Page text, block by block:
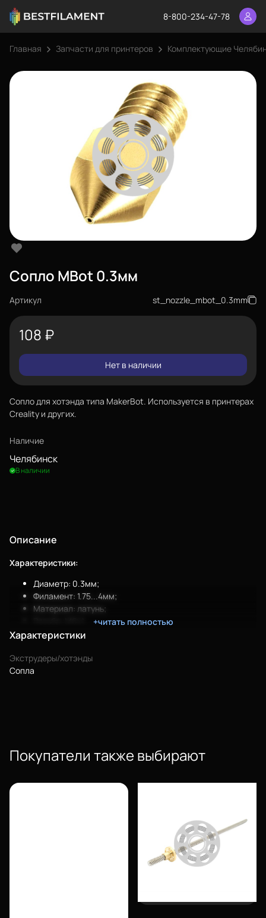
8-800-234-47-78
Главная Запчасти для принтеров Комплектующие
Сопло MBot 0.3мм
Артикул st_nozzle_mbot_0.3mm
108 ₽
Нет в наличии
Сопло для хотэнда типа MakerBot. Используется в принтерах
Creality и других.
Наличие
Челябинск
В наличии
Описание
Характеристики:
Диаметр: 0.3мм;
Филамент: 1.75...4мм;
Материал: латунь;
+читать полностью
Характеристики
Экструдеры/хотэнды
Сопла
Покупатели также выбирают